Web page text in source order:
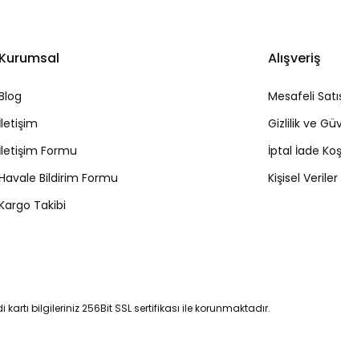
Kurumsal
İletişim
İletişim Formu
Bildirim Formu
Takibi
Alışveriş
Mesafeli
Gizlilik ve
İptal İade
Kişisel Veriler
kartı bilgileriniz 256Bit SSL sertifikası ile korunmaktadır.